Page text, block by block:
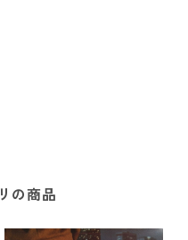
の商品